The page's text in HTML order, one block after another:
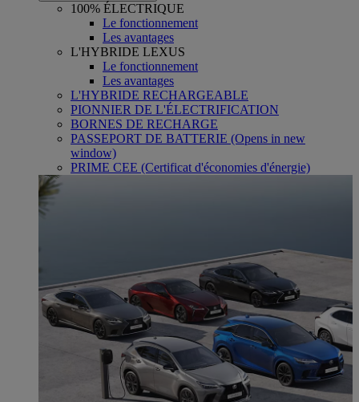
100% ÉLECTRIQUE
Le fonctionnement
Les avantages
L'HYBRIDE LEXUS
Le fonctionnement
Les avantages
L'HYBRIDE RECHARGEABLE
PIONNIER DE L'ÉLECTRIFICATION
BORNES DE RECHARGE
PASSEPORT DE BATTERIE (Opens in new
window)
PRIME CEE (Certificat d'économies d'énergie)